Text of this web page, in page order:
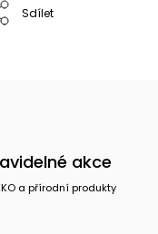
Sdílet
akce
a přírodní produkty